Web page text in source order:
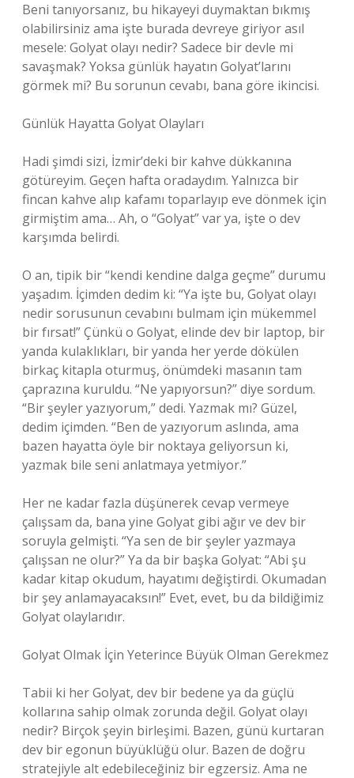
Beni tanıyorsanız, bu hikayeyi duymaktan bıkmış
olabilirsiniz ama işte burada devreye giriyor asıl
mesele: Golyat olayı nedir? Sadece bir devle mi
savaşmak? Yoksa günlük hayatın Golyat’larını
görmek mi? Bu sorunun cevabı, bana göre ikincisi.
Günlük Hayatta Golyat Olayları
Hadi şimdi sizi, İzmir’deki bir kahve dükkanına
götüreyim. Geçen hafta oradaydım. Yalnızca bir
fincan kahve alıp kafamı toparlayıp eve dönmek için
girmiştim ama… Ah, o “Golyat” var ya, işte o dev
karşımda belirdi.
O an, tipik bir “kendi kendine dalga geçme” durumu
yaşadım. İçimden dedim ki: “Ya işte bu, Golyat olayı
nedir sorusunun cevabını bulmam için mükemmel
bir fırsat!” Çünkü o Golyat, elinde dev bir laptop, bir
yanda kulaklıkları, bir yanda her yerde dökülen
birkaç kitapla oturmuş, önümdeki masanın tam
çaprazına kuruldu. “Ne yapıyorsun?” diye sordum.
“Bir şeyler yazıyorum,” dedi. Yazmak mı? Güzel,
dedim içimden. “Ben de yazıyorum aslında, ama
bazen hayatta öyle bir noktaya geliyorsun ki,
yazmak bile seni anlatmaya yetmiyor.”
Her ne kadar fazla düşünerek cevap vermeye
çalışsam da, bana yine Golyat gibi ağır ve dev bir
soruyla gelmişti. “Ya sen de bir şeyler yazmaya
çalışsan ne olur?” Ya da bir başka Golyat: “Abi şu
kadar kitap okudum, hayatımı değiştirdi. Okumadan
bir şey anlamayacaksın!” Evet, evet, bu da bildiğimiz
Golyat olaylarıdır.
Golyat Olmak İçin Yeterince Büyük Olman Gerekmez
Tabii ki her Golyat, dev bir bedene ya da güçlü
kollarına sahip olmak zorunda değil. Golyat olayı
nedir? Birçok şeyin birleşimi. Bazen, günü kurtaran
dev bir egonun büyüklüğü olur. Bazen de doğru
stratejiyle alt edebileceğiniz bir egzersiz. Ama ne